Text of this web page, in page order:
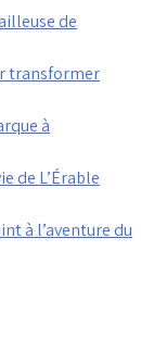
de
transformer
à
de L’Érable
à l’aventure du